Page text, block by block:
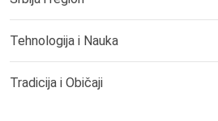
Tehnologija i Nauka
Tradicija i Običaji